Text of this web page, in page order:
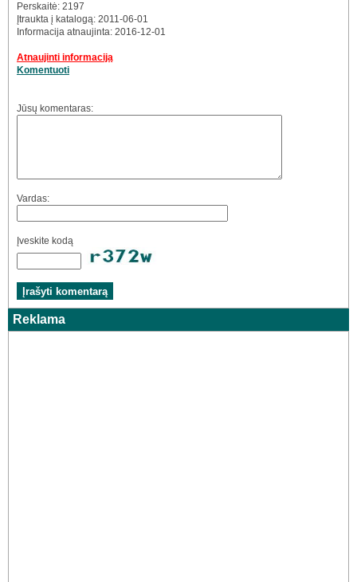
Perskaitė: 2197
Įtraukta į katalogą: 2011-06-01
Informacija atnaujinta: 2016-12-01
Atnaujinti informaciją
Komentuoti
Jūsų komentaras:
Vardas:
Įveskite kodą
Reklama